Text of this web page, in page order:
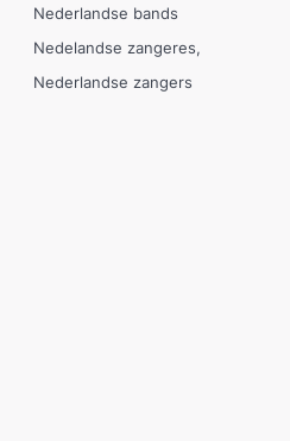
Nederlandse bands
Nedelandse zangeres
Nederlandse zangers